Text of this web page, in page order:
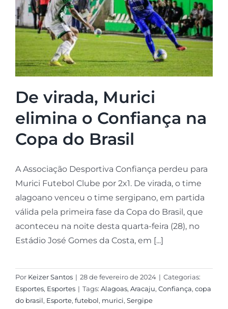
De virada, Murici
elimina o Confiança na
Copa do Brasil
A Associação Desportiva Confiança perdeu para
Murici Futebol Clube por 2x1. De virada, o time
alagoano venceu o time sergipano, em partida
válida pela primeira fase da Copa do Brasil, que
aconteceu na noite desta quarta-feira (28), no
Estádio José Gomes da Costa, em [...]
Por Keizer Santos | 28 de fevereiro de 2024 | Categorias:
Esportes, Esportes | Tags: Alagoas, Aracaju, Confiança, copa
do brasil, Esporte, futebol, murici, Sergipe